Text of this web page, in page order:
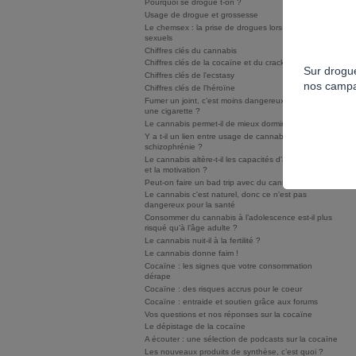
Pourquoi se drogue t-on ?
Usage de drogue et grossesse
Le chemsex : la prise de drogues lors de rapports
sexuels
Chiffres clés du cannabis
Chiffres clés de la cocaïne et du crack/free base
Chiffres clés de l'ecstasy
Chiffres clés de l'héroïne
Fumer un joint, c’est moins dangereux que fumer
une cigarette ?
Le cannabis permet-il de mieux dormir ?
Y a t-il un lien entre usage de cannabis et
schizophrénie ?
Le cannabis altère-t-il les capacités d'apprentissage
et la motivation ?
Peut-on faire un bad trip avec du cannabis ?
Le cannabis c'est naturel, donc ce n'est pas
dangereux pour la santé
Consommer du cannabis à l’adolescence est-il plus
risqué qu’à l’âge adulte ?
Le cannabis nuit-il à la fertilité ?
Le cannabis donne faim !
Cocaïne : les signes que votre consommation
dérape
Cocaïne : des risques accrus pour le coeur
Cocaïne : entraide et soutien grâce aux forums
Vos questions et nos réponses sur la cocaïne
Le dépistage de la cocaïne
A écouter : une sélection de podcasts sur la cocaïne
Les nouveaux produits de synthèse, c’est quoi ?
Sur
nos